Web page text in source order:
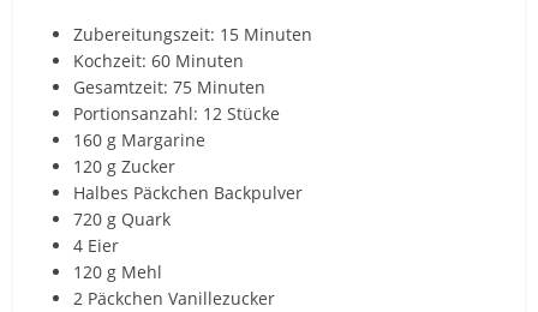
Zubereitungszeit: 15 Minuten
Kochzeit: 60 Minuten
Gesamtzeit: 75 Minuten
Portionsanzahl: 12 Stücke
160 g Margarine
120 g Zucker
Halbes Päckchen Backpulver
720 g Quark
4 Eier
120 g Mehl
2 Päckchen Vanillezucker